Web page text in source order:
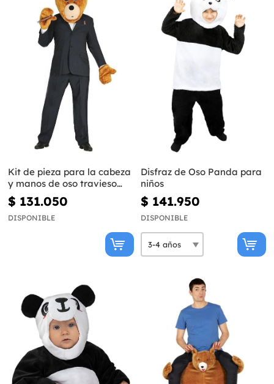
Kit de pieza para la cabeza
y manos de oso travieso
para adulto
$ 131.050
DISPONIBLE
Disfraz de Oso Panda para
niños
$ 141.950
DISPONIBLE